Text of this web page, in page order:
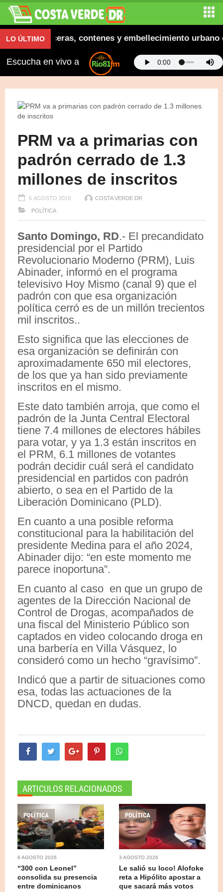
LO ÚLTIMOaceras, contenes y embellecimiento urbano en
Escucha en vivo a
PRM va a primarias con
padrón cerrado de 1.3
millones de inscritos
6 AGOSTO 2019 COSTA VERDE DR
POLÍTICA
Santo Domingo, RD.- El precandidato
presidencial por el Partido
Revolucionario Moderno (PRM), Luis
Abinader, informó en el programa
televisivo Hoy Mismo (canal 9) que el
padrón con que esa organización
política cerró es de un millón trecientos
mil inscritos..
Esto significa que las elecciones de
esa organización se definirán con
aproximadamente 650 mil electores,
de los que ya han sido previamente
inscritos en el mismo.
Este dato también arroja, que como el
padrón de la Junta Central Electoral
tiene 7.4 millones de electores hábiles
para votar, y ya 1.3 están inscritos en
el PRM, 6.1 millones de votantes
podrán decidir cuál será el candidato
presidencial en partidos con padrón
abierto, o sea en el Partido de la
Liberación Dominicano (PLD).
En cuanto a una posible reforma
constitucional para la habilitación del
presidente Medina para el año 2024,
Abinader dijo: “en este momento me
parece inoportuna”.
En cuanto al caso en que un grupo de
agentes de la Dirección Nacional de
Control de Drogas, acompañados de
una fiscal del Ministerio Público son
captados en video colocando droga en
una barbería en Villa Vásquez, lo
consideró como un hecho “gravísimo”.
Indicó que a partir de situaciones como
esa, todas las actuaciones de la
DNCD, quedan en dudas.
ARTICULOS RELACIONADOS
POLÍTICA
6 AGOSTO 2026
“300 con Leonel”
consolida su presencia
entre dominicanos
POLÍTICA
3 AGOSTO 2026
Le salió su loco! Alofoke
reta a Hipólito apostar a
que sacará más votos